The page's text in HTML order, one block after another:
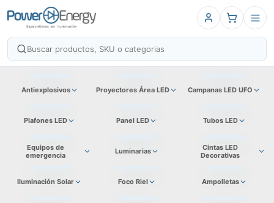
Antiexplosivos Proyectores Área LED Campanas LED UFO
Plafones LED Panel LED Tubos LED
Equipos de
emergencia
Luminarias
Cintas LED
Decorativas
Iluminación Solar Foco Riel Ampolletas